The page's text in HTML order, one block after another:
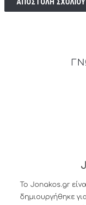
Το Jonakos.gr
δημιουργήθηκε